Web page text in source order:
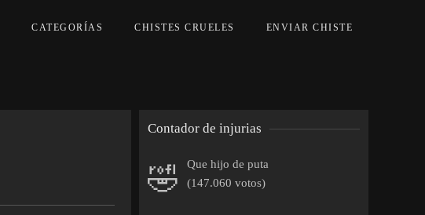
CATEGORÍAS CHISTES CRUELES ENVIAR CHISTE
Contador de injurias
🤣
Que hijo de puta
(147.060 votos)